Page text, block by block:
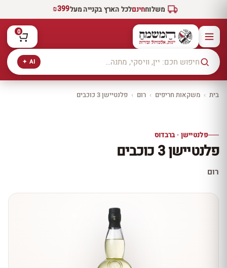
משלוחחינםלכל הארץ בקנייה מעל₪399
AI ✦
0
בית › משקאות חריפים › רום › פלנטיישן 3 כוכבים
גלו איכות ישראלית
ותיקה ומובילה מזכרון
יעקב
לכל יינות יקב תשבי ←
פלנטיישן · ברבדוס
פלנטיישן 3 כוכבים
רום